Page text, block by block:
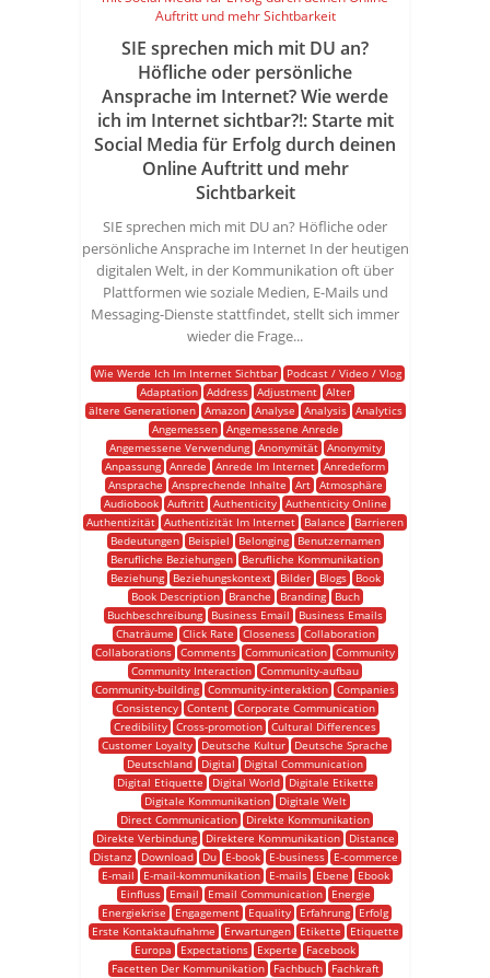
SIE sprechen mich mit DU an?
Höfliche oder persönliche
Ansprache im Internet? Wie werde
ich im Internet sichtbar?!: Starte mit
Social Media für Erfolg durch deinen
Online Auftritt und mehr
Sichtbarkeit
SIE sprechen mich mit DU an? Höfliche oder
persönliche Ansprache im Internet In der heutigen
digitalen Welt, in der Kommunikation oft über
Plattformen wie soziale Medien, E-Mails und
Messaging-Dienste stattfindet, stellt sich immer
wieder die Frage...
Wie Werde Ich Im Internet Sichtbar
Podcast / Video / Vlog
Adaptation
Address Adjustment
Alter
ältere Generationen
Amazon Analyse Analysis
Analytics
Angemessen
Angemessene Anrede
Angemessene Verwendung
Anonymität
Anonymity
Anpassung Anrede Anrede Im Internet Anredeform
Ansprache
Ansprechende Inhalte Art
Atmosphäre
Audiobook
Auftritt Authenticity
Authenticity Online
Authentizität Authentizität Im Internet Balance
Barrieren
Bedeutungen
Beispiel Belonging
Benutzernamen
Berufliche Beziehungen
Berufliche Kommunikation
Beziehung
Beziehungskontext Bilder Blogs
Book
Book Description
Branche Branding
Buch
Buchbeschreibung
Business Email
Business Emails
Chaträume
Click Rate Closeness
Collaboration
Collaborations Comments Communication Community
Community Interaction Community-aufbau
Community-building Community-interaktion Companies
Consistency
Content
Corporate Communication
Credibility Cross-promotion Cultural Differences
Customer Loyalty
Deutsche Kultur
Deutsche Sprache
Deutschland
Digital
Digital Communication
Digital Etiquette
Digital World
Digitale Etikette
Digitale Kommunikation
Digitale Welt
Direct Communication
Direkte Kommunikation
Direkte Verbindung
Direktere Kommunikation
Distance
Distanz
Download Du E-book E-business
E-commerce
E-mail
E-mail-kommunikation E-mails Ebene
Ebook
Einfluss
Email Email Communication
Energie
Energiekrise
Engagement Equality Erfahrung
Erfolg
Erste Kontaktaufnahme
Erwartungen Etikette
Etiquette
Europa
Expectations Experte
Facebook
Facetten Der Kommunikation
Fachbuch
Fachkraft